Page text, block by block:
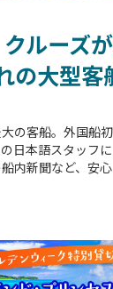
ルーズ
の大型客
の客船。外国船
日本語スタッフ
内新聞など、安